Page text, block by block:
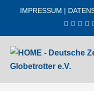
IMPRESSUM |